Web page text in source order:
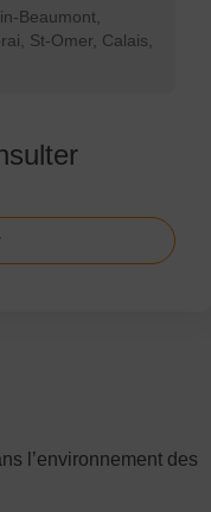
l’environnement des
Beaumont,
St-Omer, Calais,